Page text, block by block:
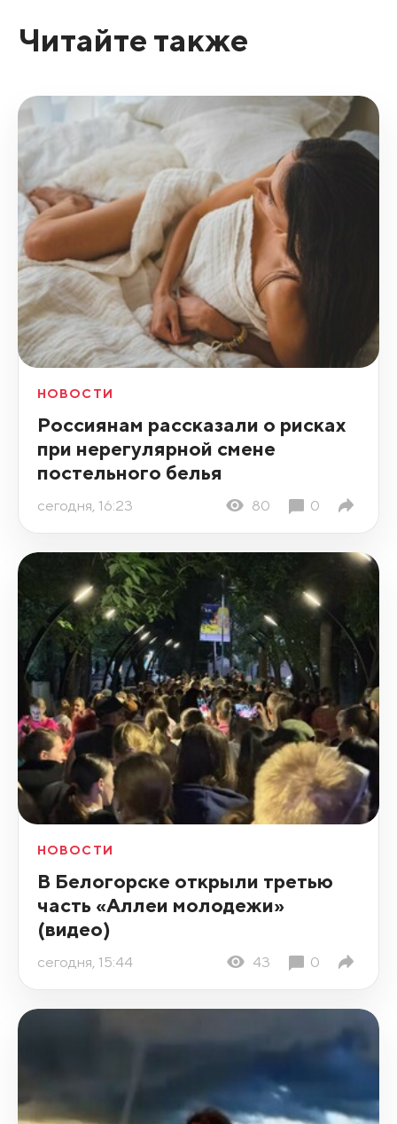
Читайте также
НОВОСТИ
Россиянам рассказали о рисках
при нерегулярной смене
постельного белья
сегодня, 16:23 80 0
НОВОСТИ
В Белогорске открыли третью
часть «Аллеи молодежи»
(видео)
сегодня, 15:44 43 0